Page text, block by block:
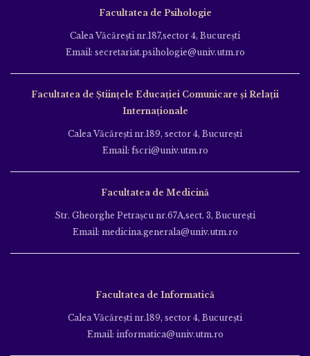
Facultatea de Psihologie
Calea Văcăreşti nr.187,sector 4, Bucureşti
Email: secretariat.psihologie@univ.utm.ro
Facultatea de Ştiinţele Educației Comunicare și Relații
Internaționale
Calea Văcăreşti nr.189, sector 4, Bucureşti
Email: fscri@univ.utm.ro
Facultatea de Medicină
Str. Gheorghe Petraşcu nr.67A,sect. 3, Bucureşti
Email: medicina.generala@univ.utm.ro
Facultatea de Informatică
Calea Văcăreşti nr.189, sector 4, Bucureşti
Email: informatica@univ.utm.ro